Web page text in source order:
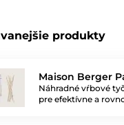
produkty
Maison Berger
Náhradné vŕbové
pre efektívne a